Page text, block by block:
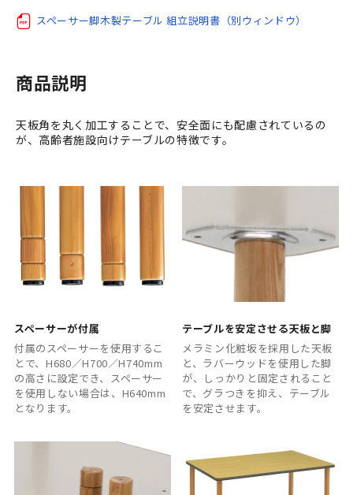
スペーサー脚木製テーブル 組立説明書（別ウィンドウ）
商品説明
天板角を丸く加工することで、安全面にも配慮されているの
が、高齢者施設向けテーブルの特徴です。
スペーサーが付属
付属のスペーサーを使用するこ
とで、H680／H700／H740mm
の高さに設定でき、スペーサー
を使用しない場合は、H640mm
となります。
テーブルを安定させる天板と脚
メラミン化粧坂を採用した天板
と、ラバーウッドを使用した脚
が、しっかりと固定されること
で、グラつきを抑え、テーブル
を安定させます。